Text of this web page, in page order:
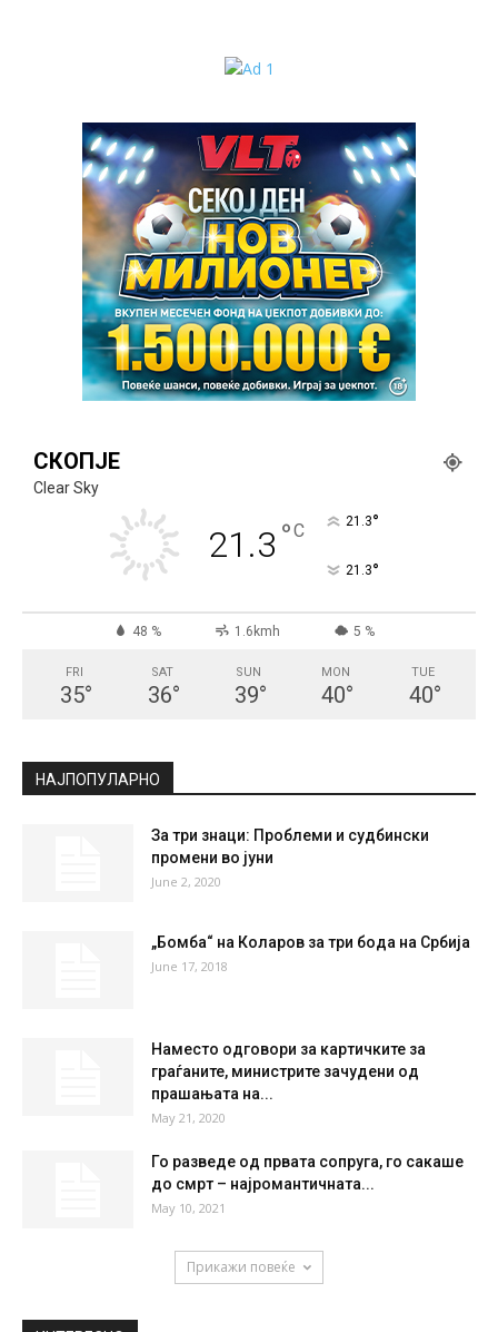
СКОПЈЕ
Clear Sky
21.3 °C 21.3°
21.3°
48 % 1.6kmh 5 %
FRI
35°
SAT
36°
SUN
39°
MON
40°
TUE
40°
НАЈПОПУЛАРНО
За три знаци: Проблеми и судбински
промени во јуни
June 2, 2020
„Бомба“ на Коларов за три бода на Србија
June 17, 2018
Наместо одговори за картичките за
граѓаните, министрите зачудени од
прашањата на...
May 21, 2020
Го разведе од првата сопруга, го сакаше
до смрт – најромантичната...
May 10, 2021
Прикажи повеќе